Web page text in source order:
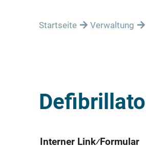
Startseite Verwaltung
Interner Link⁄Formular